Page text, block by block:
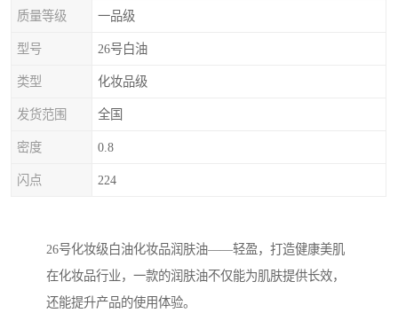
质量等级 一品级
型号 26号白油
类型 化妆品级
发货范围 全国
密度 0.8
闪点 224
26号化妆级白油化妆品润肤油——轻盈，打造健康美肌
在化妆品行业，一款的润肤油不仅能为肌肤提供长效，
还能提升产品的使用体验。